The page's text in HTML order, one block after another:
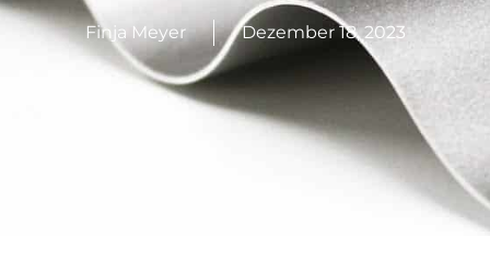
Finja Meyer Dezember 18, 2023